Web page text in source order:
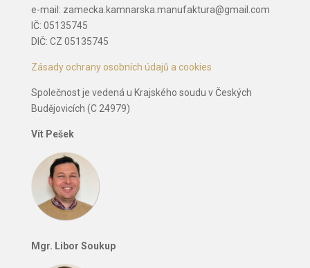
e-mail: zamecka.kamnarska.manufaktura@gmail.com
IČ: 05135745
DIČ: CZ 05135745
Zásady ochrany osobních údajů a cookies
Společnost je vedená u Krajského soudu v Českých
Budějovicích (C 24979)
Vít Pešek
Mgr. Libor Soukup